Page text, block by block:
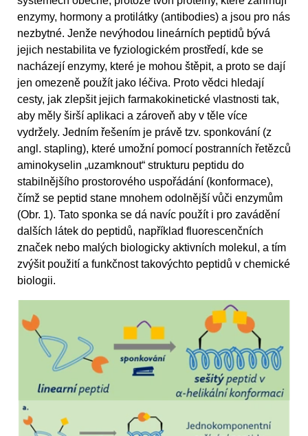
enzymy, hormony a protilátky (antibodies) a jsou pro nás
nezbytné. Jenže nevýhodou lineárních peptidů bývá
jejich nestabilita ve fyziologickém prostředí, kde se
nacházejí enzymy, které je mohou štěpit, a proto se dají
jen omezeně použít jako léčiva. Proto vědci hledají
cesty, jak zlepšit jejich farmakokinetické vlastnosti tak,
aby měly širší aplikaci a zároveň aby v těle více
vydržely. Jedním řešením je právě tzv. sponkování (z
angl. stapling), které umožní pomocí postranních řetězců
aminokyselin „uzamknout“ strukturu peptidu do
stabilnějšího prostorového uspořádání (konformace),
čímž se peptid stane mnohem odolnější vůči enzymům
(Obr. 1). Tato sponka se dá navíc použít i pro zavádění
dalších látek do peptidů, například fluorescenčních
značek nebo malých biologicky aktivních molekul, a tím
zvýšit použití a funkčnost takovýchto peptidů v chemické
biologii.